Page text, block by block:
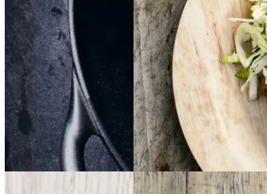
Dansk mad
Vintermad
Aftensmad
Gem opskrift
Aftensmad
Forårsmad
Sommermad
Dansk mad